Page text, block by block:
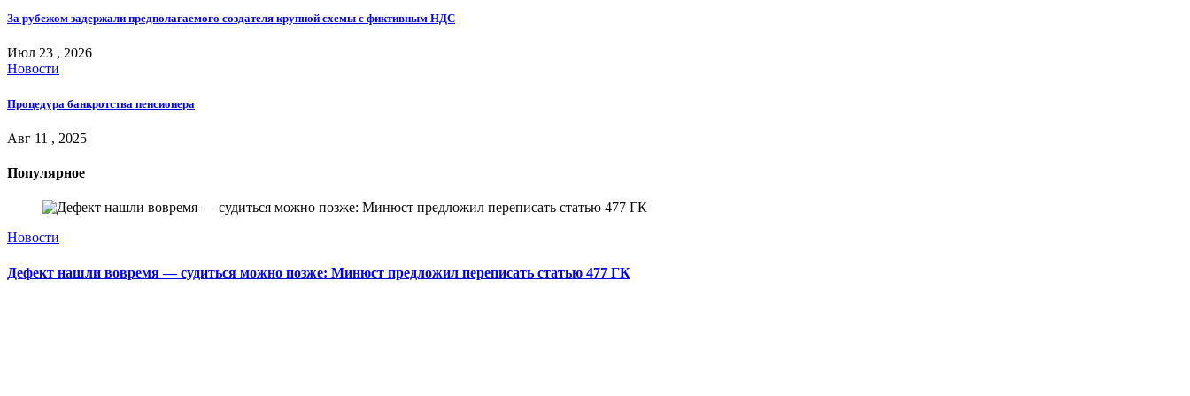
За рубежом задержали предполагаемого создателя крупной схемы с фиктивным НДС
Июл 23 , 2026
Новости
Процедура банкротства пенсионера
Авг 11 , 2025
Популярное
Новости
Дефект нашли вовремя — судиться можно позже: Минюст предложил переписать статью 477 ГК